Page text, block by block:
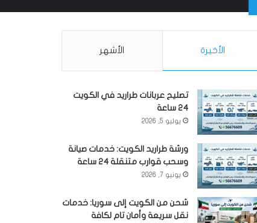
الأخيرة الأشهر
تصليح عربانات طراريد في الكويت
24 ساعة
يوليو 5, 2026
ورشة طراريد الكويت: خدمات صيانة
وسحب قوارب متنقلة 24 ساعة
يونيو 7, 2026
شحن من الكويت إلى سوريا: خدمات
نقل سريعة وأمان تام لكافة